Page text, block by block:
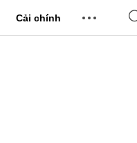
Cải chính